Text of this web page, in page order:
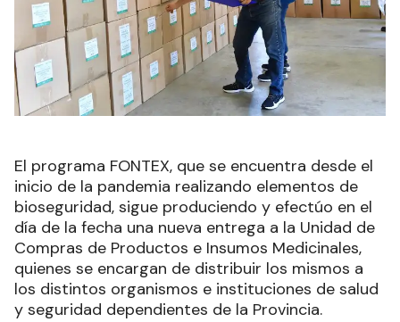
El programa FONTEX, que se encuentra desde el
inicio de la pandemia realizando elementos de
bioseguridad, sigue produciendo y efectúo en el
día de la fecha una nueva entrega a la Unidad de
Compras de Productos e Insumos Medicinales,
quienes se encargan de distribuir los mismos a
los distintos organismos e instituciones de salud
y seguridad dependientes de la Provincia.